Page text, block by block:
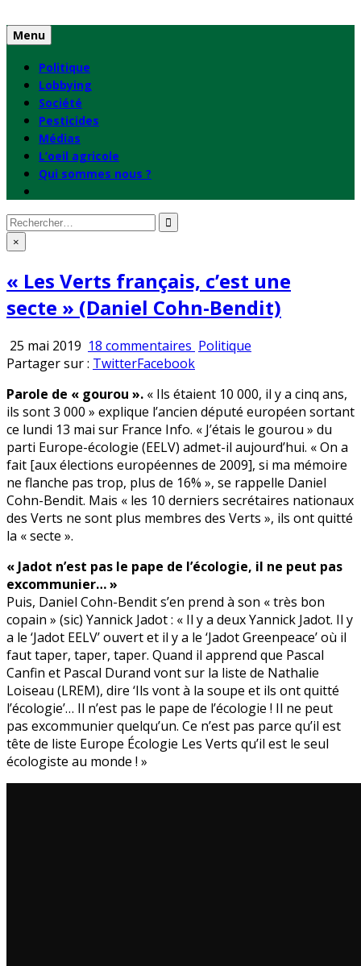
to
content
Menu
Politique
Lobbying
Société
Pesticides
Médias
L’oeil agricole
Qui sommes nous ?
Rechercher
: ×
« Les Verts français, c’est une
secte » (Daniel Cohn-Bendit)
25 mai 2019 18 commentaires sur
« Les
français,
c’est
une
secte »
(Daniel
Cohn-
Bendit)
Publié
Politique
Partager sur : TwitterFacebook
Parole de « gourou ». « Ils étaient 10 000, il y a cinq ans,
ils sont 3 000 » explique l’ancien député européen sortant
ce lundi 13 mai sur France Info. « J’étais le gourou » du
parti Europe-écologie (EELV) admet-il aujourd’hui. « On a
fait [aux élections européennes de 2009], si ma mémoire
ne flanche pas trop, plus de 16% », se rappelle Daniel
Cohn-Bendit. Mais « les 10 derniers secrétaires nationaux
des Verts ne sont plus membres des Verts », ils ont quitté
la « secte ».
« Jadot n’est pas le pape de l’écologie, il ne peut pas
excommunier… »
Puis, Daniel Cohn-Bendit s’en prend à son « très bon
copain » (sic) Yannick Jadot : « Il y a deux Yannick Jadot. Il y
a le ‘Jadot EELV’ ouvert et il y a le ‘Jadot Greenpeace’ où il
faut taper, taper, taper. Quand il apprend que Pascal
Canfin et Pascal Durand vont sur la liste de Nathalie
Loiseau (LREM), dire ‘Ils vont à la soupe et ils ont quitté
l’écologie’… Il n’est pas le pape de l’écologie ! Il ne peut
pas excommunier quelqu’un. Ce n’est pas parce qu’il est
tête de liste Europe Écologie Les Verts qu’il est le seul
écologiste au monde ! »